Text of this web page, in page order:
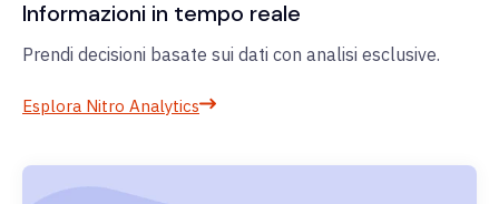
Informazioni in tempo reale
Prendi decisioni basate sui dati con analisi esclusive.
Esplora Nitro Analytics